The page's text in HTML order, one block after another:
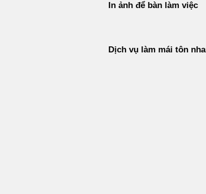
In ảnh để bàn làm việc
Dịch vụ làm mái tôn